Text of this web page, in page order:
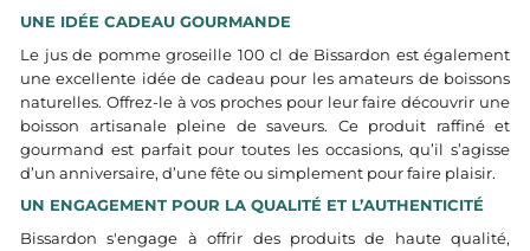
UNE IDÉE CADEAU GOURMANDE
Le jus de pomme groseille 100 cl de Bissardon est également
une excellente idée de cadeau pour les amateurs de boissons
naturelles. Offrez-le à vos proches pour leur faire découvrir une
boisson artisanale pleine de saveurs. Ce produit raffiné et
gourmand est parfait pour toutes les occasions, qu’il s’agisse
d’un anniversaire, d’une fête ou simplement pour faire plaisir.
UN ENGAGEMENT POUR LA QUALITÉ ET L’AUTHENTICITÉ
Bissardon s'engage à offrir des produits de haute qualité,